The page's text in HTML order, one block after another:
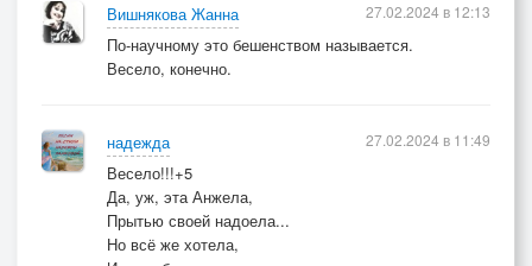
Вишнякова Жанна
По-научному это бешенством называется.
Весело, конечно.
27.02.2024 в 12:13
надежда
Весело!!!+5
Да, уж, эта Анжела,
Прытью своей надоела...
Но всё же хотела,
27.02.2024 в 11:49